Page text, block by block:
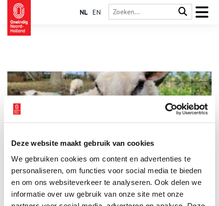
Deze website maakt gebruik van cookies
We gebruiken cookies om content en advertenties te
personaliseren, om functies voor social media te bieden
en om ons websiteverkeer te analyseren. Ook delen we
informatie over uw gebruik van onze site met onze
NL EN
Op Texel wonen net zoveel schapen als mensen. Het Texelse
schaap is vanwege haar fijne wol en smakelijke kaas zeer
geliefd. De duizenden lammetjes trekken in het voorjaar veel
bekijks van toeristen en Texelse rammen worden wereldwijd
het meest als dekram gebruikt. Hoe komt het schapenras van